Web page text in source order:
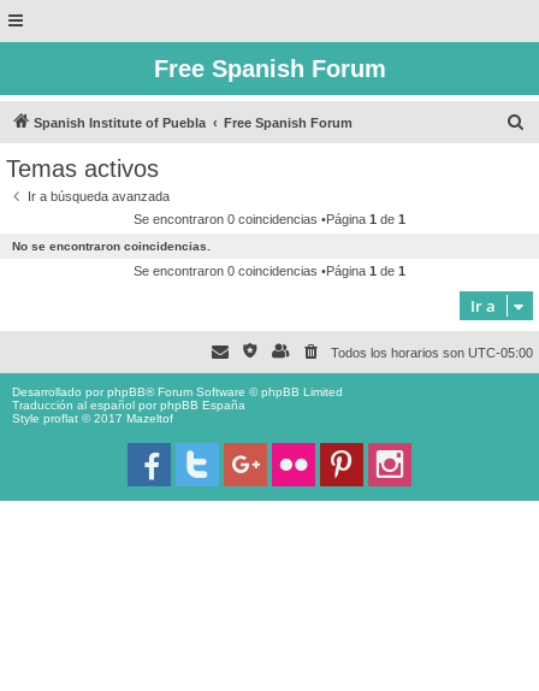
Free Spanish Forum
Spanish Institute of Puebla Free Spanish Forum
Temas activos
Ir a búsqueda avanzada
Se encontraron 0 coincidencias •Página 1 de 1
No se encontraron coincidencias.
Se encontraron 0 coincidencias •Página 1 de 1
Ir a
Todos los horarios son UTC-05:00
Desarrollado porphpBB® Forum Software © phpBB Limited
Traducción al español porphpBB España
Style proflat © 2017 Mazeltof